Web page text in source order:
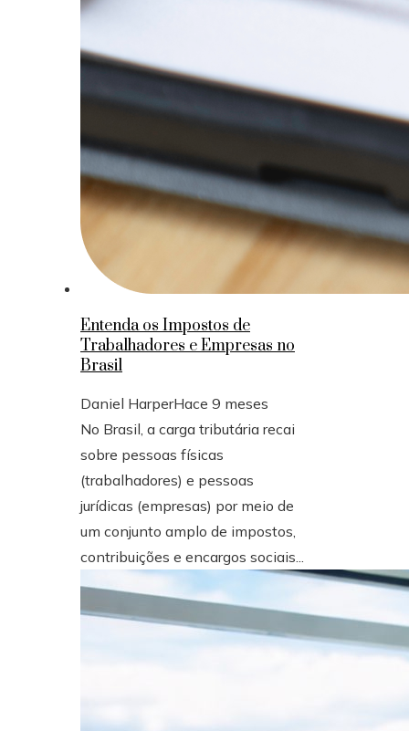
Entenda os Impostos de
Trabalhadores e Empresas no
Brasil
Daniel HarperHace 9 meses
No Brasil, a carga tributária recai
sobre pessoas físicas
(trabalhadores) e pessoas
jurídicas (empresas) por meio de
um conjunto amplo de impostos,
contribuições e encargos sociais...